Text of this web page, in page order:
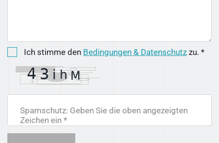
Ich stimme den Bedingungen & Datenschutz zu. *
Spamschutz: Geben Sie die oben angezeigten
Zeichen ein *